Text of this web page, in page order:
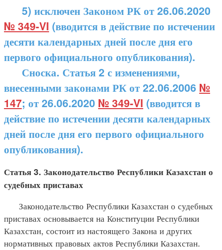
5) исключен Законом РК от 26.06.2020
№ 349-VI (вводится в действие по истечении
десяти календарных дней после дня его
первого официального опубликования).
Сноска. Статья 2 с изменениями,
внесенными законами РК от 22.06.2006 №
147; от 26.06.2020 № 349-VI (вводится в
действие по истечении десяти календарных
дней после дня его первого официального
опубликования).
Статья 3. Законодательство Республики Казахстан о
судебных приставах
Законодательство Республики Казахстан о судебных
приставах основывается на Конституции Республики
Казахстан, состоит из настоящего Закона и других
нормативных правовых актов Республики Казахстан.